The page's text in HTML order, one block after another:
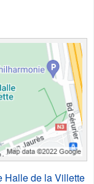
Halle de la Villette